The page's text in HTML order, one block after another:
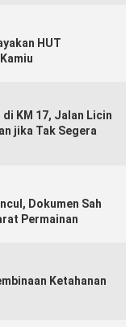
HUT
KM 17, Jalan Licin
jika Tak Segera
Dokumen Sah
Permainan
Ketahanan